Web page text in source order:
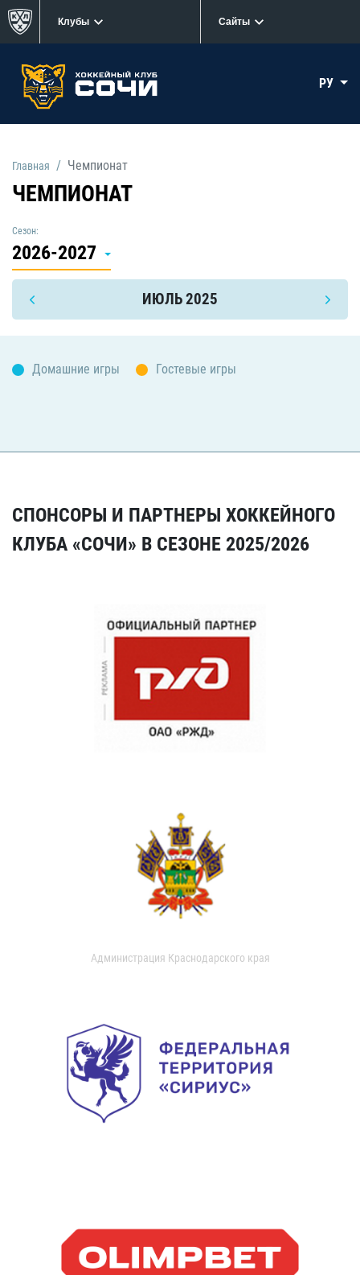
Клубы Сайты
РУ
Главная Чемпионат
ЧЕМПИОНАТ
Сезон:
2026-2027
ИЮЛЬ 2025
Домашние игры Гостевые игры
СПОНСОРЫ И ПАРТНЕРЫ ХОККЕЙНОГО
КЛУБА «СОЧИ» В СЕЗОНЕ 2025/2026
Администрация Краснодарского края